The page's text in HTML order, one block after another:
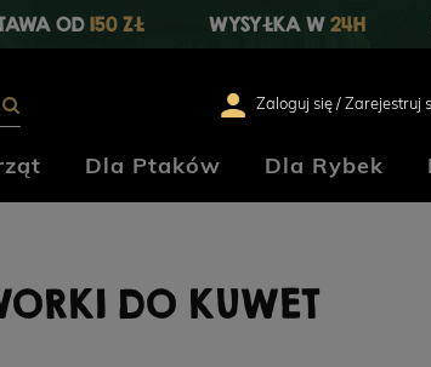
OD 150 ZŁ WYSYŁKA W 24H
Zaloguj się / Zarejestruj
Dla Ptaków Dla Rybek
DO KUWET